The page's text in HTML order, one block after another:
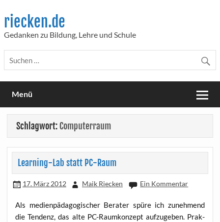
content
riecken.de
Gedanken zu Bildung, Lehre und Schule
Menü
Schlagwort: Computerraum
Learning-Lab statt PC-Raum
17. März 2012 Maik Riecken Ein Kommentar
Als medi­en­päd­ago­gi­scher Bera­ter spü­re ich zuneh­mend
die Ten­denz, das alte PC-Raum­kon­zept auf­zu­ge­ben. Prak­